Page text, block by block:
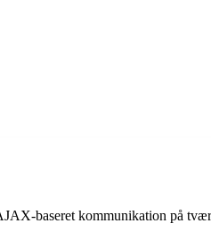
baseret kommunikation på